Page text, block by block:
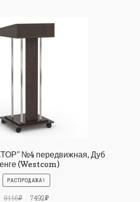
№4 передвижная, Дуб
(Westcom)
РАСПРОДАЖА!
8116₽
Первоначальная
7492₽Текущая